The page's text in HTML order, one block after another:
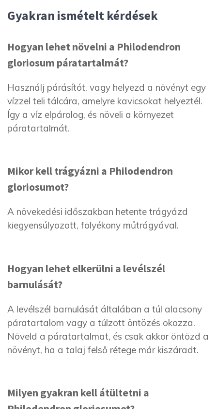
Gyakran ismételt kérdések
Hogyan lehet növelni a Philodendron
gloriosum páratartalmát?
Használj párásítót, vagy helyezd a növényt egy
vízzel teli tálcára, amelyre kavicsokat helyeztél.
Így a víz elpárolog, és növeli a környezet
páratartalmát.
Mikor kell trágyázni a Philodendron
gloriosumot?
A növekedési időszakban hetente trágyázd
kiegyensúlyozott, folyékony műtrágyával.
Hogyan lehet elkerülni a levélszél
barnulását?
A levélszél barnulását általában a túl alacsony
páratartalom vagy a túlzott öntözés okozza.
Növeld a páratartalmat, és csak akkor öntözd a
növényt, ha a talaj felső rétege már kiszáradt.
Milyen gyakran kell átültetni a